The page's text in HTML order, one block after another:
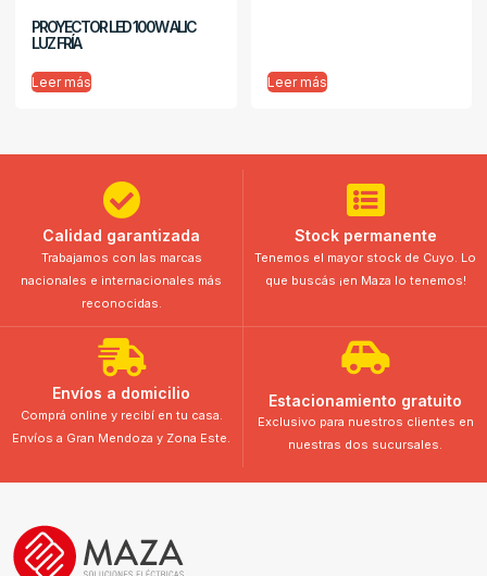
PROYECTOR LED 100W ALIC
LUZ FRÍA
Leer más Leer más
Calidad garantizada
Trabajamos con las marcas
nacionales e internacionales más
reconocidas.
Stock permanente
Tenemos el mayor stock de Cuyo. Lo
que buscás ¡en Maza lo tenemos!
Envíos a domicilio
Comprá online y recibí en tu casa.
Envíos a Gran Mendoza y Zona Este.
Estacionamiento gratuito
Exclusivo para nuestros clientes en
nuestras dos sucursales.